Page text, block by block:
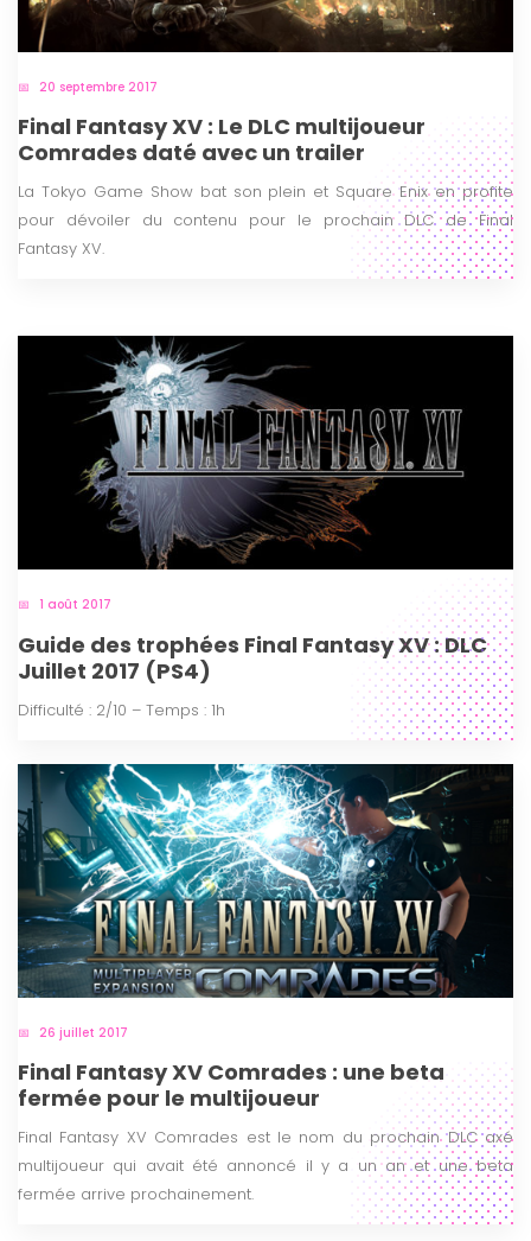
20 septembre 2017
Final Fantasy XV : Le DLC multijoueur
Comrades daté avec un trailer
La Tokyo Game Show bat son plein et Square Enix en profite
pour dévoiler du contenu pour le prochain DLC de Final
Fantasy XV.
1 août 2017
Guide des trophées Final Fantasy XV : DLC
Juillet 2017 (PS4)
Difficulté : 2/10 – Temps : 1h
26 juillet 2017
Final Fantasy XV Comrades : une beta
fermée pour le multijoueur
Final Fantasy XV Comrades est le nom du prochain DLC axé
multijoueur qui avait été annoncé il y a un an et une beta
fermée arrive prochainement.